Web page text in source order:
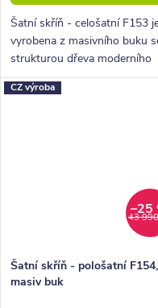
Šatní skříň - celošatní F153
vyrobena z masivního buku
strukturou dřeva moderního
parketového designu
cink.
CZ výroba
43
–25
Šatní skříň - pološatní F154,
masiv buk